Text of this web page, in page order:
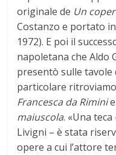
originale de Un
Costanzo e portato
1972). E poi il
napoletana che Aldo
presentò sulle tavole
particolare
Francesca da Riminie
maiuscola. «Una
Livigni – è stata
opere a cui l’attore